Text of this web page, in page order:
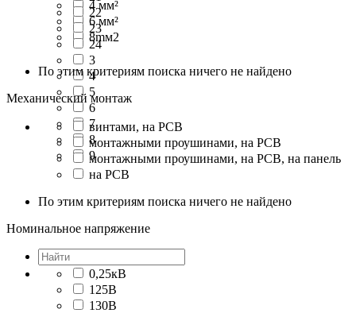
4 мм²
6 мм²
8mм2
22
23
24
3
4
5
6
7
8
9
По этим критериям поиска ничего не найдено
Механический монтаж
винтами, на PCB
монтажными проушинами, на PCB
монтажными проушинами, на PCB, на панель
на PCB
По этим критериям поиска ничего не найдено
Номинальное напряжение
0,25кВ
125В
130В